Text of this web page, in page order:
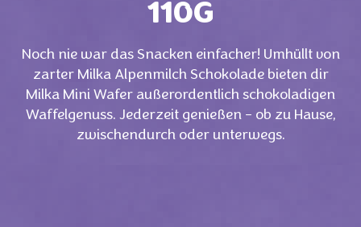
110G
Noch nie war das Snacken einfacher! Umhüllt von
zarter Milka Alpenmilch Schokolade bieten dir
Milka Mini Wafer außerordentlich schokoladigen
Waffelgenuss. Jederzeit genießen - ob zu Hause,
zwischendurch oder unterwegs.